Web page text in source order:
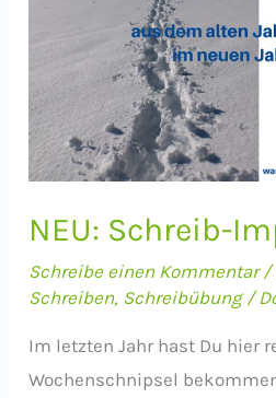
NEU: Schreib-
Schreibe einen Kommentar /
Schreiben, Schreibübung/
Im letzten Jahr hast Du hier
Wochenschnipsel